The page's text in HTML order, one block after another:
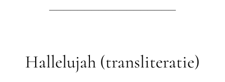
Hallelujah (transliteratie)